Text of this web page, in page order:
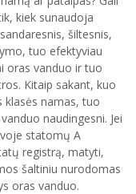
kiek sunaudoja
šiltesnis,
tuo efektyviau
oras vanduo ir tuo
Kitaip sakant, kuo
klasės namas, tuo
naudingesni. Jei
statomų A
registrą, matyti,
šaltiniu nurodomas
oras vanduo.